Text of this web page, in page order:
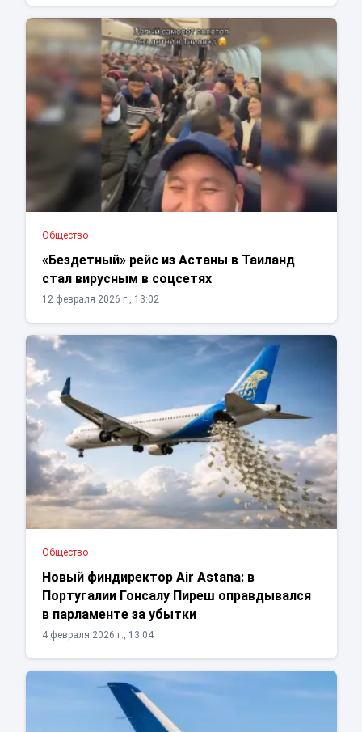
Общество
«Бездетный» рейс из Астаны в Таиланд
стал вирусным в соцсетях
12 февраля 2026 г., 13:02
Общество
Новый финдиректор Air Astana: в
Португалии Гонсалу Пиреш оправдывался
в парламенте за убытки
4 февраля 2026 г., 13:04